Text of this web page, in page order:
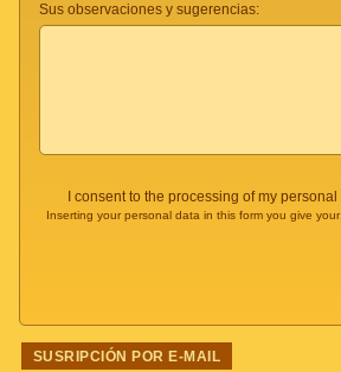
Sus observaciones y sugerencias:
I consent to the processing of my
Inserting your personal data in this form you give your
SUSRIPCIÓN POR E-MAIL